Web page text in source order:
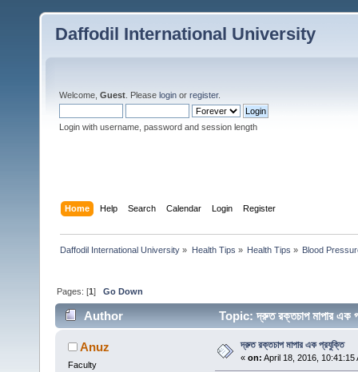
Daffodil International University
Welcome, Guest . Please login or register.
Login with username, password and session length
Home Help Search Calendar Login Register
Daffodil International University » Health Tips » Health Tips » Blood
Pages: [1]Go Down
Author Topic: দ্রুত রক্তচাপ মাপার
Anuz
Faculty
দ্রুত রক্তচাপ মাপার এক প্রযুক্তি
« on: April 18, 2016, 10:41:15